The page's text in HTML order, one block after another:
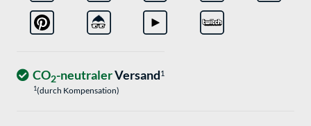
CO2-neutralerVersand1
1(durch Kompensation)